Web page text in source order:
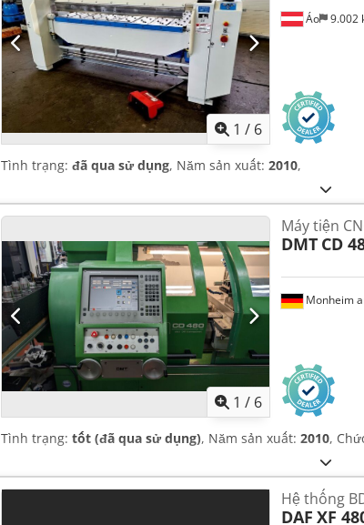
1 / 6
Áo 9.002
Tình trạng: đã qua sử dụng, Năm sản xuất: 2010,
1 / 6
Monheim
Máy tiện
DMT CD
Tình trạng: tốt (đã qua sử dụng), Năm sản xuất: 2010,
Hệ thống
DAF XF